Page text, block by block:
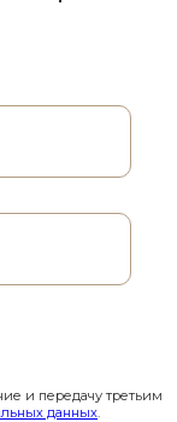
и передачу третьим
данных.